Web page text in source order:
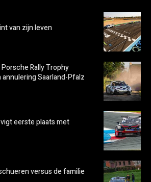
van zijn leven
Rally Trophy
Saarland-Pfalz
eerste plaats met
versus de familie